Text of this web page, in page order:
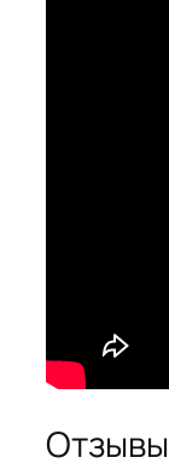
Отзывы